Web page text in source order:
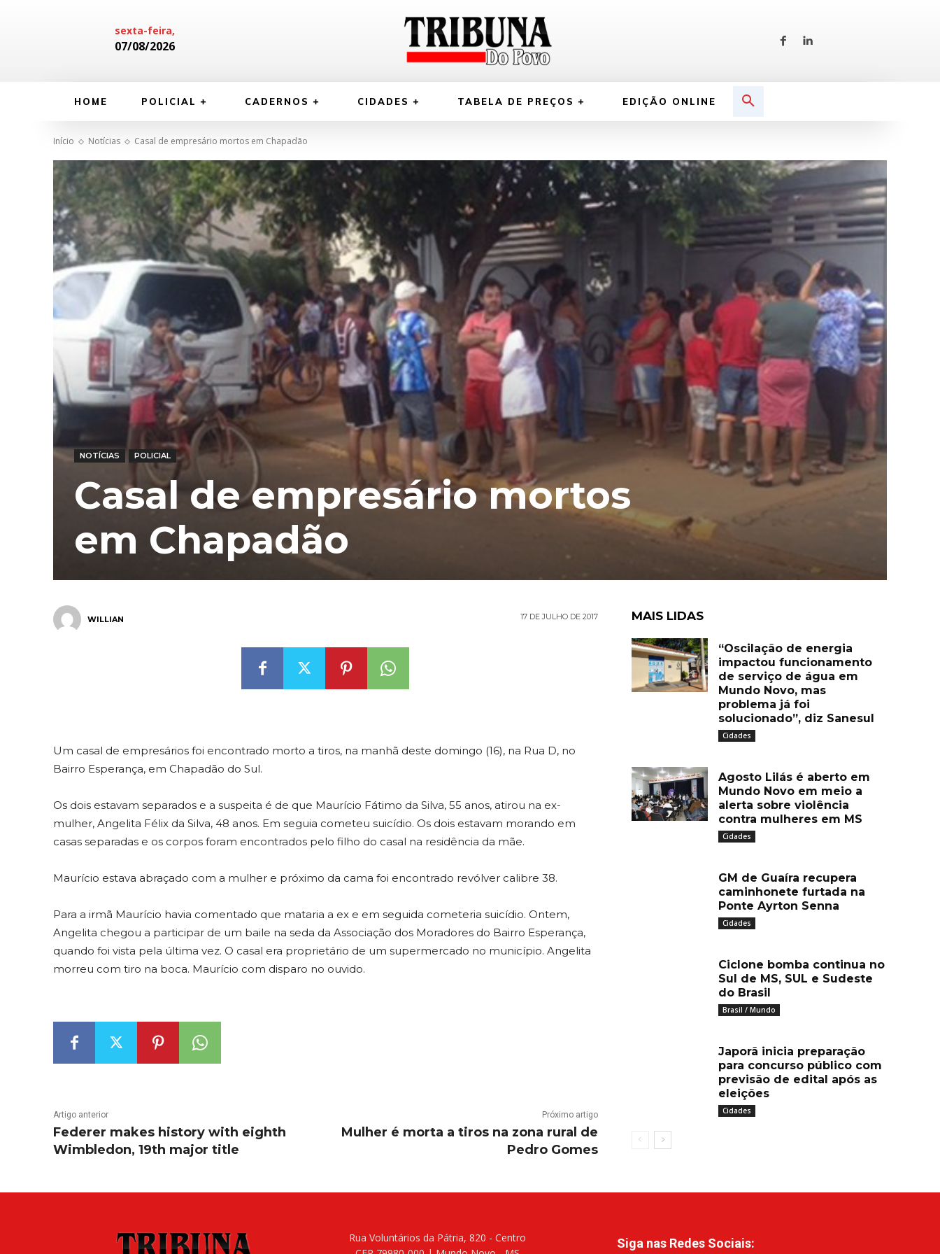
sexta-feira,
07/08/2026
HOME POLICIAL CADERNOS CIDADES TABELA DE PREÇOS EDIÇÃO ONLINE
Início Notícias Casal de empresário mortos em Chapadão
NOTÍCIAS POLICIAL
Casal de empresário mortos
em Chapadão
WILLIAN 17 DE JULHO DE 2017
Um casal de empresários foi encontrado morto a tiros, na manhã deste domingo (16), na Rua D, no
Bairro Esperança, em Chapadão do Sul.
Os dois estavam separados e a suspeita é de que Maurício Fátimo da Silva, 55 anos, atirou na ex-
mulher, Angelita Félix da Silva, 48 anos. Em seguia cometeu suicídio. Os dois estavam morando em
casas separadas e os corpos foram encontrados pelo filho do casal na residência da mãe.
Maurício estava abraçado com a mulher e próximo da cama foi encontrado revólver calibre 38.
Para a irmã Maurício havia comentado que mataria a ex e em seguida cometeria suicídio. Ontem,
Angelita chegou a participar de um baile na seda da Associação dos Moradores do Bairro Esperança,
quando foi vista pela última vez. O casal era proprietário de um supermercado no município. Angelita
morreu com tiro na boca. Maurício com disparo no ouvido.
Artigo anterior
Federer makes history with eighth
Wimbledon, 19th major title
Próximo artigo
Mulher é morta a tiros na zona rural de
Pedro Gomes
MAIS LIDAS
“Oscilação de energia
impactou funcionamento
de serviço de água em
Mundo Novo, mas
problema já foi
solucionado”, diz Sanesul
Cidades
Agosto Lilás é aberto em
Mundo Novo em meio a
alerta sobre violência
contra mulheres em MS
Cidades
GM de Guaíra recupera
caminhonete furtada na
Ponte Ayrton Senna
Cidades
Ciclone bomba continua no
Sul de MS, SUL e Sudeste
do Brasil
Brasil / Mundo
Japorã inicia preparação
para concurso público com
previsão de edital após as
eleições
Cidades
Rua Voluntários da Pátria, 820 - Centro
Siga nas Redes Sociais: